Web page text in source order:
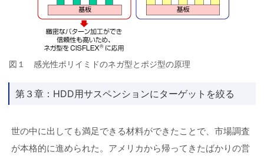
図１ 感光性ポリイミドのネガ型とポジ型の原理
第３章：HDD用サスペンションにターゲットを絞る
世の中に出しても満足できる材料ができたことで、市場調査
が本格的に進められた。アメリカから帰ってきたばかりの営